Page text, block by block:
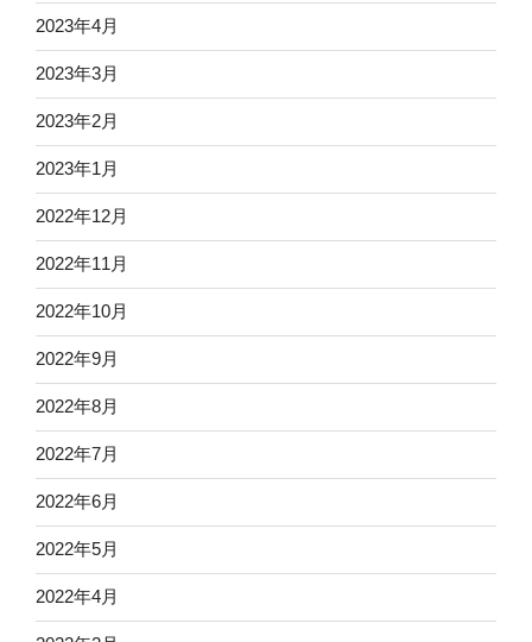
2023年4月
2023年3月
2023年2月
2023年1月
2022年12月
2022年11月
2022年10月
2022年9月
2022年8月
2022年7月
2022年6月
2022年5月
2022年4月